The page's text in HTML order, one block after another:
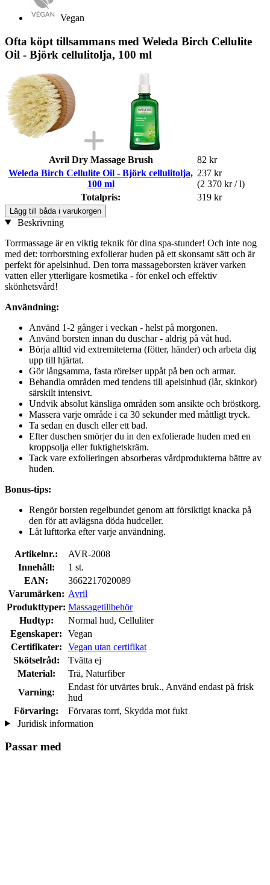
Vegan
Ofta köpt tillsammans med Weleda Birch Cellulite
Oil - Björk cellulitolja, 100 ml
Avril Dry Massage Brush
82 kr
Weleda Birch Cellulite Oil - Björk cellulitolja,
100 ml
237 kr
(2 370 kr / l)
Totalpris:
319 kr
Lägg till båda i varukorgen
Beskrivning
Torrmassage är en viktig teknik för dina spa-stunder! Och inte nog
med det: torrborstning exfolierar huden på ett skonsamt sätt och är
perfekt för apelsinhud. Den torra massageborsten kräver varken
vatten eller ytterligare kosmetika - för enkel och effektiv
skönhetsvård!
Användning:
Använd 1-2 gånger i veckan - helst på morgonen.
Använd borsten innan du duschar - aldrig på våt hud.
Börja alltid vid extremiteterna (fötter, händer) och arbeta dig
upp till hjärtat.
Gör långsamma, fasta rörelser uppåt på ben och armar.
Behandla områden med tendens till apelsinhud (lår, skinkor)
särskilt intensivt.
Undvik absolut känsliga områden som ansikte och bröstkorg.
Massera varje område i ca 30 sekunder med måttligt tryck.
Ta sedan en dusch eller ett bad.
Efter duschen smörjer du in den exfolierade huden med en
kroppsolja eller fuktighetskräm.
Tack vare exfolieringen absorberas vårdprodukterna bättre av
huden.
Bonus-tips:
Rengör borsten regelbundet genom att försiktigt knacka på
den för att avlägsna döda hudceller.
Låt lufttorka efter varje användning.
Artikelnr.:
AVR-2008
Innehåll:
1 st.
EAN:
3662217020089
Varumärken: Avril
Produkttyper: Massagetillbehör
Hudtyp:
Normal hud, Celluliter
Egenskaper:
Vegan
Certifikater:
Vegan utan certifikat
Skötselråd:
Tvätta ej
Material:
Trä, Naturfiber
Varning:
Endast för utvärtes bruk., Använd endast på frisk
hud
Förvaring:
Förvaras torrt, Skydda mot fukt
Juridisk information
Passar med